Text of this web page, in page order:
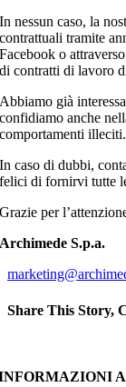
In nessun caso, la
contrattuali tramite
Facebook o
di contratti di lavoro
Abbiamo già
confidiamo anche
comportamenti illeciti.
In caso di dubbi,
felici di fornirvi tutte
Grazie per
Archimede S.p.a.
Share This Story,